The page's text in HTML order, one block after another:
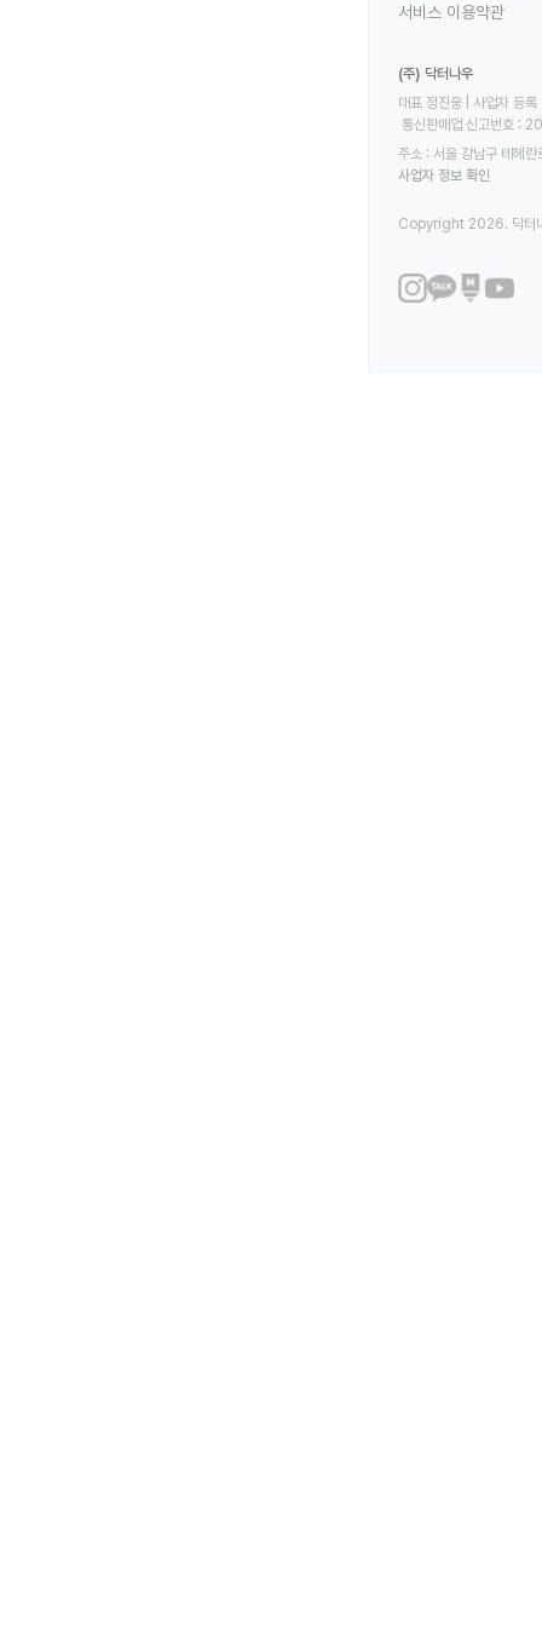
서비스 이용약관
(주) 닥터나우
대표 정진웅 | 사업자
통신판매업 신고번호
주소 : 서울 강남구 테헤
사업자 정보 확인
Copyright 2026. 닥터